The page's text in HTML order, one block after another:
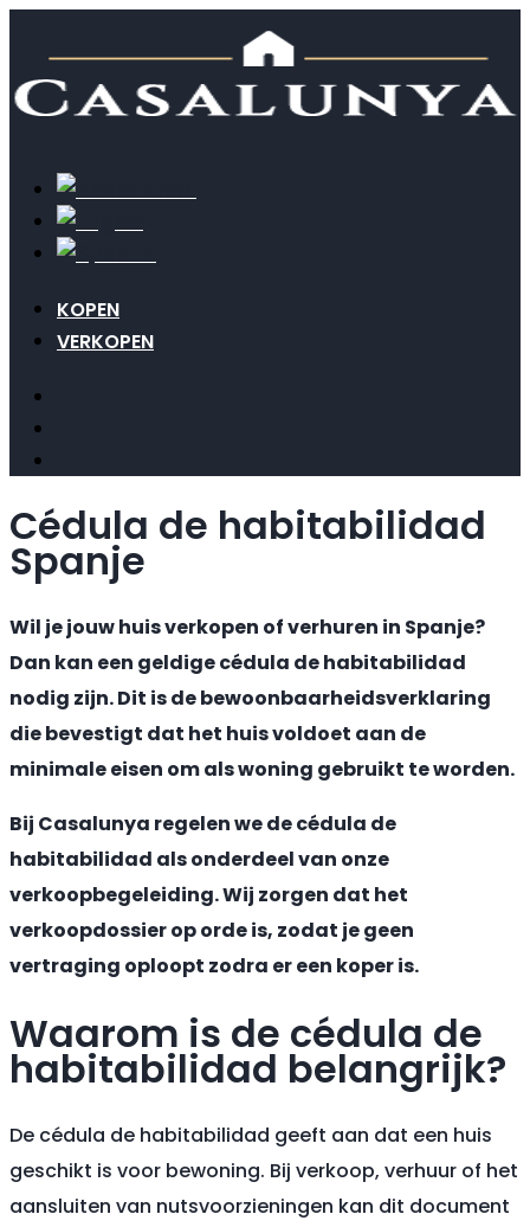
KOPEN
VERKOPEN
Cédula de habitabilidad
Spanje
Wil je jouw huis verkopen of verhuren in Spanje?
Dan kan een geldige cédula de habitabilidad
nodig zijn. Dit is de bewoonbaarheidsverklaring
die bevestigt dat het huis voldoet aan de
minimale eisen om als woning gebruikt te worden.
Bij Casalunya regelen we de cédula de
habitabilidad als onderdeel van onze
verkoopbegeleiding. Wij zorgen dat het
verkoopdossier op orde is, zodat je geen
vertraging oploopt zodra er een koper is.
Waarom is de cédula de
habitabilidad belangrijk?
De cédula de habitabilidad geeft aan dat een huis
geschikt is voor bewoning. Bij verkoop, verhuur of het
aansluiten van nutsvoorzieningen kan dit document